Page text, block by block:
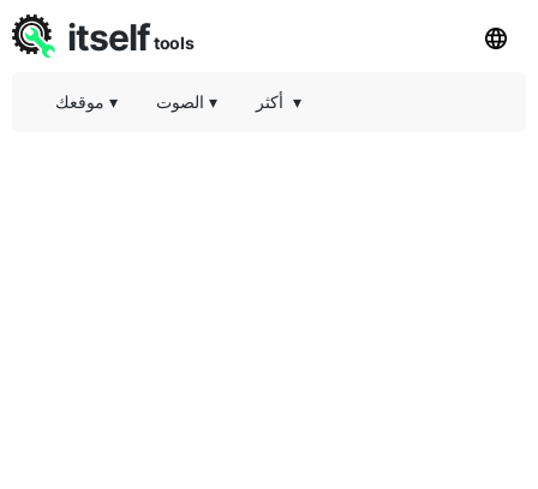
itselftools
موقعك ▾ الصوت ▾ أكثر ▾